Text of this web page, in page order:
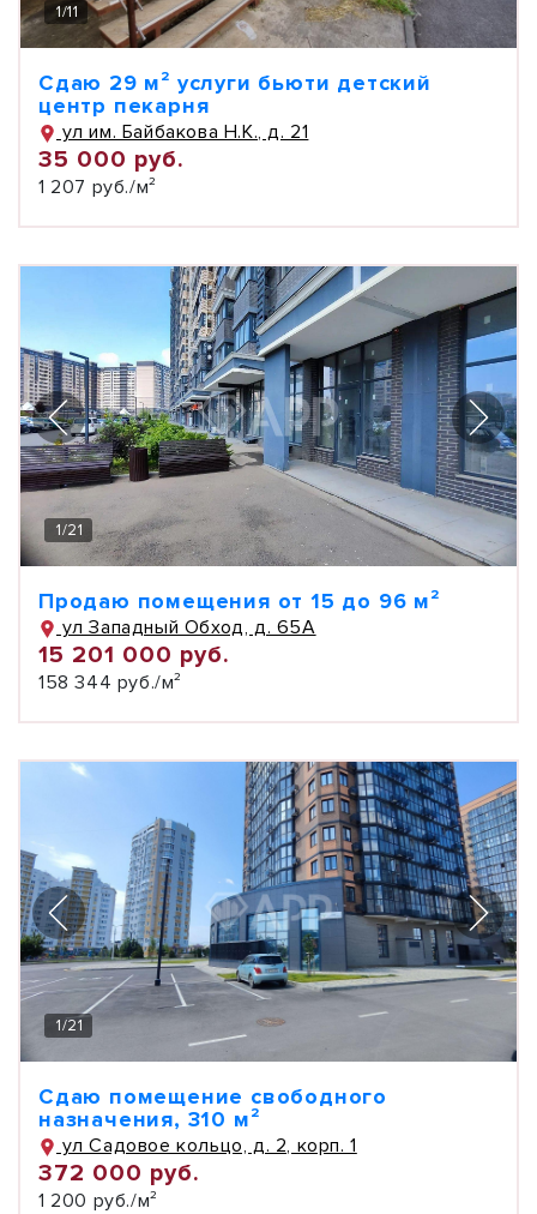
1/11
Сдаю 29 м² услуги бьюти детский
центр пекарня
ул им. Байбакова Н.К., д. 21
35 000 руб.
1 207 руб./м²
1/21
Продаю помещения от 15 до 96 м²
ул Западный Обход, д. 65А
15 201 000 руб.
158 344 руб./м²
1/21
Сдаю помещение свободного
назначения, 310 м²
ул Садовое кольцо, д. 2, корп. 1
372 000 руб.
1 200 руб./м²